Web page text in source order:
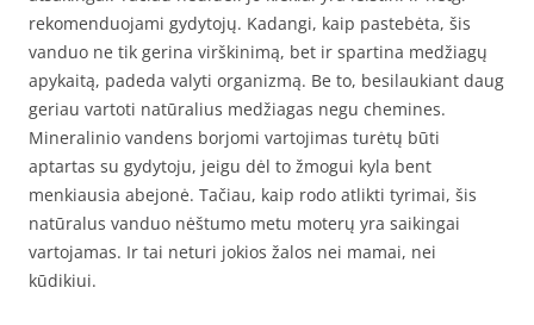
rekomenduojami gydytojų. Kadangi, kaip pastebėta, šis
vanduo ne tik gerina virškinimą, bet ir spartina medžiagų
apykaitą, padeda valyti organizmą. Be to, besilaukiant daug
geriau vartoti natūralius medžiagas negu chemines.
Mineralinio vandens borjomi vartojimas turėtų būti
aptartas su gydytoju, jeigu dėl to žmogui kyla bent
menkiausia abejonė. Tačiau, kaip rodo atlikti tyrimai, šis
natūralus vanduo nėštumo metu moterų yra saikingai
vartojamas. Ir tai neturi jokios žalos nei mamai, nei
kūdikiui.